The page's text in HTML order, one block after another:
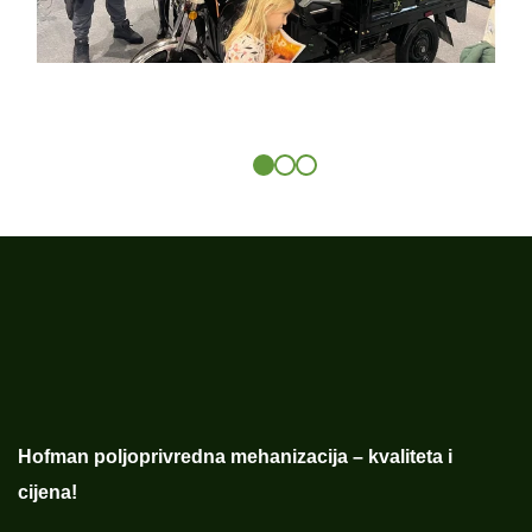
Hofman poljoprivredna mehanizacija – kvaliteta i
cijena!